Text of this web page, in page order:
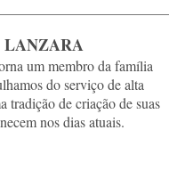
LANZARA
um membro da família
do serviço de alta
tradição de criação de suas
nos dias atuais.